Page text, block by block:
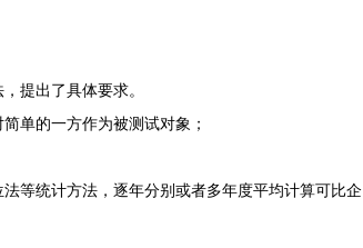
提出了具体要求。
单的一方作为被测试对象；
统计方法，逐年分别或者多年度平均计算可比企